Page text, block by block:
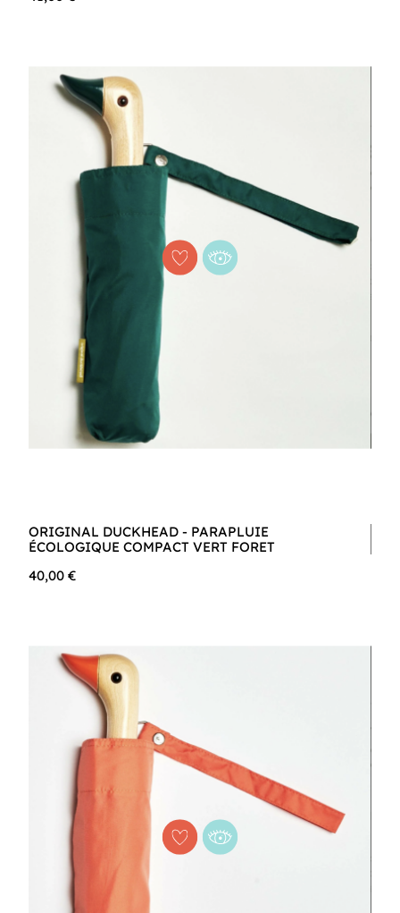
ORIGINAL DUCKHEAD - PARAPLUIE
ÉCOLOGIQUE COMPACT VERT FORET
40,00 €